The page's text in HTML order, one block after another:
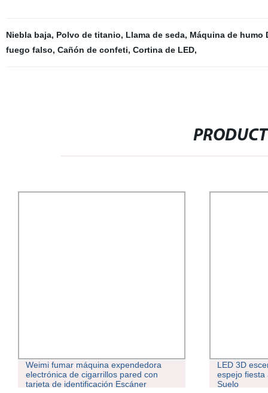
Niebla baja, Polvo de titanio, Llama de seda, Máquina de humo
fuego falso, Cañón de confeti, Cortina de LED,
Weimi fumar máquina expendedora
electrónica de cigarrillos pared con
tarjeta de identificación Escáner
LED 3D
espejo fiesta
Suelo